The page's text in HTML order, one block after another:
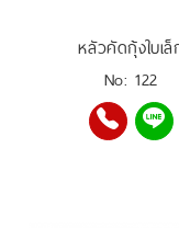
หลัวคัดกุ้งใบเล็
No: 122